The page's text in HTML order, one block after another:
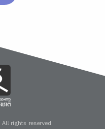
All rights reserved.